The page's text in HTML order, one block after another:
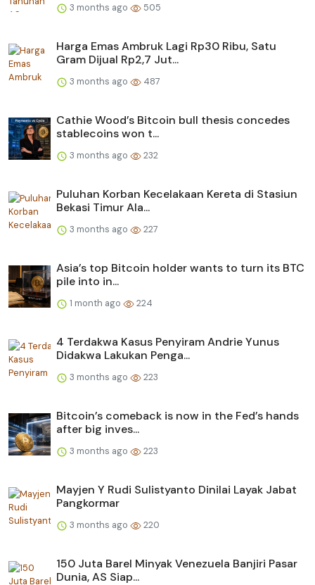
3 months ago 505
Harga Emas Ambruk Lagi Rp30 Ribu, Satu
Gram Dijual Rp2,7 Jut...
3 months ago 487
Cathie Wood’s Bitcoin bull thesis concedes
stablecoins won t...
3 months ago 232
Puluhan Korban Kecelakaan Kereta di Stasiun
Bekasi Timur Ala...
3 months ago 227
Asia’s top Bitcoin holder wants to turn its BTC
pile into in...
1 month ago 224
4 Terdakwa Kasus Penyiram Andrie Yunus
Didakwa Lakukan Penga...
3 months ago 223
Bitcoin’s comeback is now in the Fed’s hands
after big inves...
3 months ago 223
Mayjen Y Rudi Sulistyanto Dinilai Layak Jabat
Pangkormar
3 months ago 220
150 Juta Barel Minyak Venezuela Banjiri Pasar
Dunia, AS Siap...